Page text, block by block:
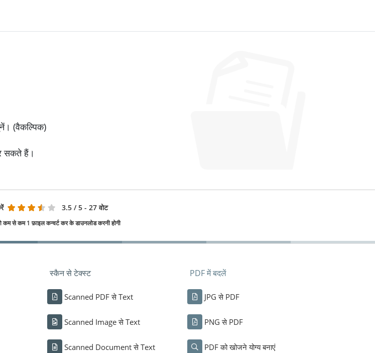
(वैकल्पिक)
सकते हैं।
3.5 / 5 - 27 वोट
से कम 1 फ़ाइल कन्वर्ट कर के डाउनलोड करनी होगी
स्कैन से टेक्स्ट
Scanned PDF से Text
Scanned Image से Text
Scanned Document से Text
PDF में बदलें
JPG से PDF
PNG से PDF
PDF को खोजने योग्य बनाएं